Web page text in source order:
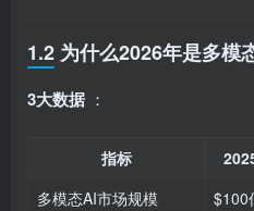
1.2 为什么2026年是多模
3大数据 ：
指标
多模态AI市场规模
$100